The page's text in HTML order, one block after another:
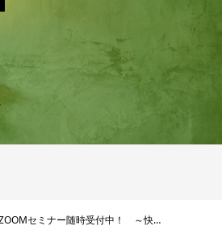
セミナー随時受付中！ ～快…